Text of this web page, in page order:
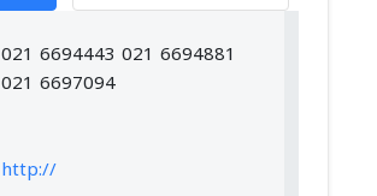
021 6694443 021 6694881
021 6697094
http://